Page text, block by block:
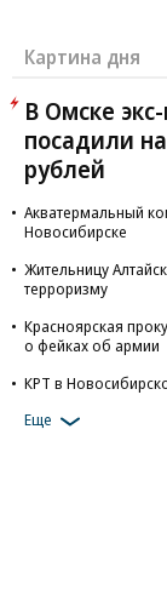
Картина дня
В Омске
посадили
рублей
Акватермальный
Новосибирске
Жительницу
терроризму
Красноярская
о фейках об армии
КРТ в
Еще